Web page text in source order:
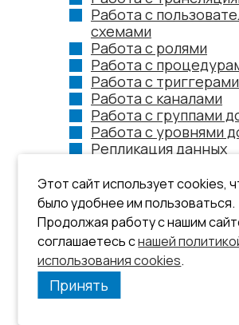
Работа с
схемами
Работа с ролями
Работа с
Работа с триггерами
Работа с каналами
Работа с группами
Работа с уровнями
Репликация данных
Работа с
хранения данных
Работа с событиями
Протоколирование
Этот сайт использует cookies,
было удобнее им пользоваться.
Продолжая работу с нашим
соглашаетесь снашей
использования cookies.
Принять